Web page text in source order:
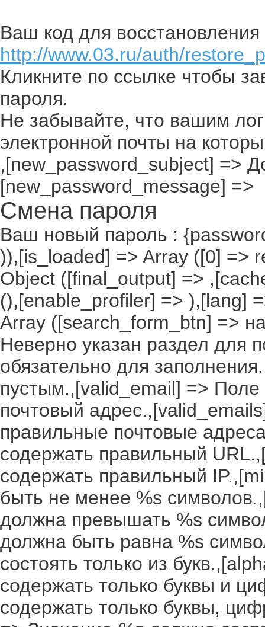
Ваш код для восстановления
http://www.03.ru/auth/
Кликните по ссылке чтобы
пароля.
Не забывайте, что вашим
электронной почты на
,[new_password_subject] =>
[new_password_message] =>
Смена пароля
Ваш новый пароль :
)),[is_loaded] => Array ([0] =>
Object ([final_output] =>
(),[enable_profiler] => ),[lang]
Array ([search_form_btn] =>
Неверно указан раздел для
обязательно для
пустым.,[valid_email] =>
почтовый
правильные почтовые
содержать правильный
содержать правильный
быть не менее %s
должна превышать %s
должна быть равна %s
состоять только из
содержать только буквы и
содержать только буквы,